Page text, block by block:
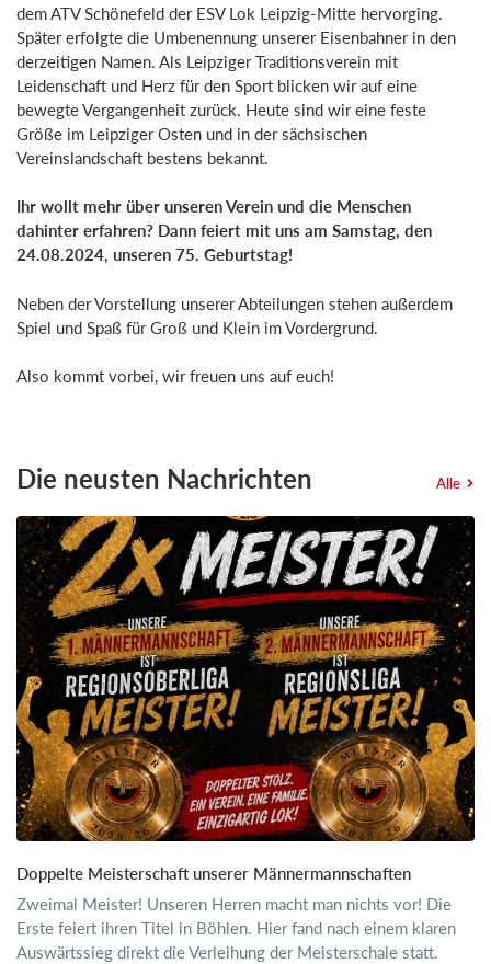
dem ATV Schönefeld der ESV Lok Leipzig-Mitte hervorging.
Später erfolgte die Umbenennung unserer Eisenbahner in den
derzeitigen Namen. Als Leipziger Traditionsverein mit
Leidenschaft und Herz für den Sport blicken wir auf eine
bewegte Vergangenheit zurück. Heute sind wir eine feste
Größe im Leipziger Osten und in der sächsischen
Vereinslandschaft bestens bekannt.
Ihr wollt mehr über unseren Verein und die Menschen
dahinter erfahren? Dann feiert mit uns am Samstag, den
24.08.2024, unseren 75. Geburtstag!
Neben der Vorstellung unserer Abteilungen stehen außerdem
Spiel und Spaß für Groß und Klein im Vordergrund.
Also kommt vorbei, wir freuen uns auf euch!
Die neusten Nachrichten Alle
Doppelte Meisterschaft unserer Männermannschaften
Zweimal Meister! Unseren Herren macht man nichts vor! Die
Erste feiert ihren Titel in Böhlen. Hier fand nach einem klaren
Auswärtssieg direkt die Verleihung der Meisterschale statt.